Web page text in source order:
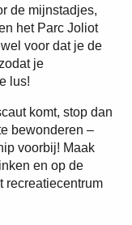
de mijnstadjes,
het Parc Joliot
voor dat je de
je
lus!
komt, stop dan
bewonderen –
voorbij! Maak
en op de
recreatiecentrum